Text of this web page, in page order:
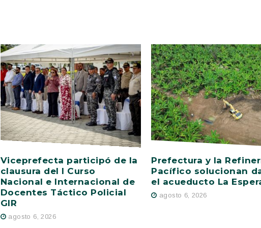
Viceprefecta participó de la
clausura del I Curso
Nacional e Internacional de
Docentes Táctico Policial
GIR
agosto 6, 2026
Prefectura y la
Pacífico solucionan
el acueducto La
agosto 6, 2026